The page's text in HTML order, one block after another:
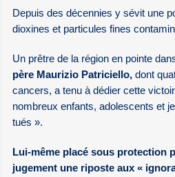
Depuis des décennies y sévit une
dioxines et particules fines
Un prêtre de la région en pointe
père Maurizio Patriciello, dont
cancers, a tenu à dédier cette
nombreux enfants, adolescents et
tués ».
Lui-même placé sous protection
jugement une riposte aux «